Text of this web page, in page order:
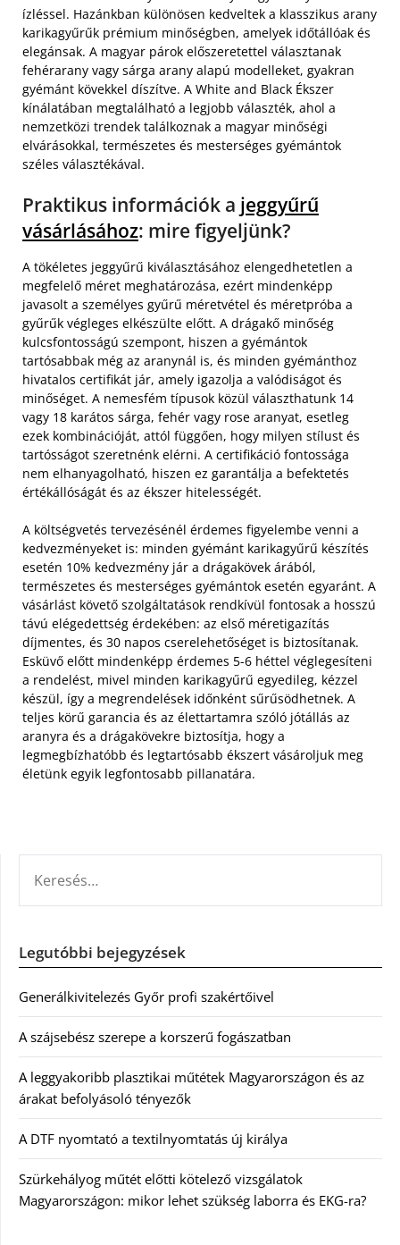
ízléssel. Hazánkban különösen kedveltek a klasszikus arany
karikagyűrűk prémium minőségben, amelyek időtállóak és
elegánsak. A magyar párok előszeretettel választanak
fehérarany vagy sárga arany alapú modelleket, gyakran
gyémánt kövekkel díszítve. A White and Black Ékszer
kínálatában megtalálható a legjobb választék, ahol a
nemzetközi trendek találkoznak a magyar minőségi
elvárásokkal, természetes és mesterséges gyémántok
széles választékával.
Praktikus információk a jeggyűrű
vásárlásához: mire figyeljünk?
A tökéletes jeggyűrű kiválasztásához elengedhetetlen a
megfelelő méret meghatározása, ezért mindenképp
javasolt a személyes gyűrű méretvétel és méretpróba a
gyűrűk végleges elkészülte előtt. A drágakő minőség
kulcsfontosságú szempont, hiszen a gyémántok
tartósabbak még az aranynál is, és minden gyémánthoz
hivatalos certifikát jár, amely igazolja a valódiságot és
minőséget. A nemesfém típusok közül választhatunk 14
vagy 18 karátos sárga, fehér vagy rose aranyat, esetleg
ezek kombinációját, attól függően, hogy milyen stílust és
tartósságot szeretnénk elérni. A certifikáció fontossága
nem elhanyagolható, hiszen ez garantálja a befektetés
értékállóságát és az ékszer hitelességét.
A költségvetés tervezésénél érdemes figyelembe venni a
kedvezményeket is: minden gyémánt karikagyűrű készítés
esetén 10% kedvezmény jár a drágakövek árából,
természetes és mesterséges gyémántok esetén egyaránt. A
vásárlást követő szolgáltatások rendkívül fontosak a hosszú
távú elégedettség érdekében: az első méretigazítás
díjmentes, és 30 napos cserelehetőséget is biztosítanak.
Esküvő előtt mindenképp érdemes 5-6 héttel véglegesíteni
a rendelést, mivel minden karikagyűrű egyedileg, kézzel
készül, így a megrendelések időnként sűrűsödhetnek. A
teljes körű garancia és az élettartamra szóló jótállás az
aranyra és a drágakövekre biztosítja, hogy a
legmegbízhatóbb és legtartósabb ékszert vásároljuk meg
életünk egyik legfontosabb pillanatára.
Legutóbbi bejegyzések
Generálkivitelezés Győr profi szakértőivel
A szájsebész szerepe a korszerű fogászatban
A leggyakoribb plasztikai műtétek Magyarországon és az
árakat befolyásoló tényezők
A DTF nyomtató a textilnyomtatás új királya
Szürkehályog műtét előtti kötelező vizsgálatok
Magyarországon: mikor lehet szükség laborra és EKG-ra?